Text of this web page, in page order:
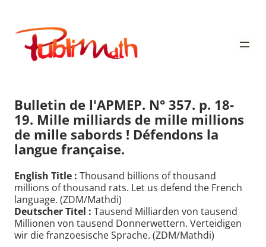
contenu
Publimath
Bulletin de l'APMEP. N° 357. p. 18-
19. Mille milliards de mille millions
de mille sabords ! Défendons la
langue française.
English Title : Thousand billions of thousand
millions of thousand rats. Let us defend the French
language. (ZDM/Mathdi)
Deutscher Titel : Tausend Milliarden von tausend
Millionen von tausend Donnerwettern. Verteidigen
wir die franzoesische Sprache. (ZDM/Mathdi)